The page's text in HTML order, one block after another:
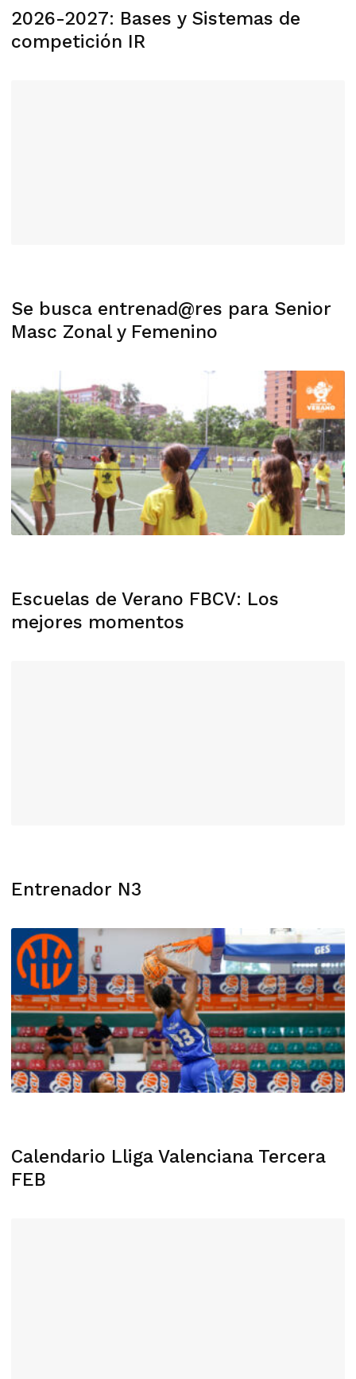
2026-2027: Bases y Sistemas de
competición IR
Se busca entrenad@res para Senior
Masc Zonal y Femenino
Escuelas de Verano FBCV: Los
mejores momentos
Entrenador N3
Calendario Lliga Valenciana Tercera
FEB